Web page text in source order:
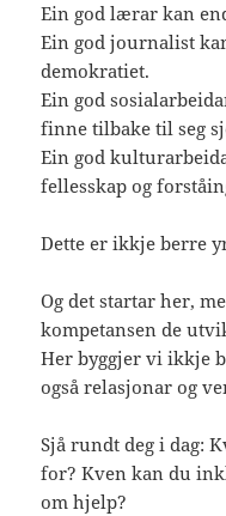
Ein god lærar kan
Ein god journalist
demokratiet.
Ein god
finne tilbake til seg
Ein god
fellesskap og
Dette er ikkje berre
Og det startar her,
kompetansen de
Her byggjer vi ikkje
også relasjonar og
Sjå rundt deg i dag:
for? Kven kan du
om hjelp?